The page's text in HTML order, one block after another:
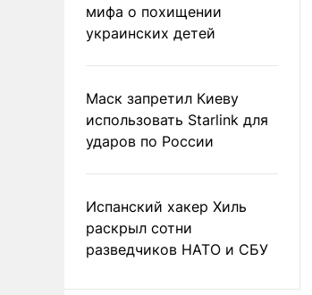
мифа о похищении
украинских детей
Маск запретил Киеву
использовать Starlink для
ударов по России
Испанский хакер Хиль
раскрыл сотни
разведчиков НАТО и СБУ